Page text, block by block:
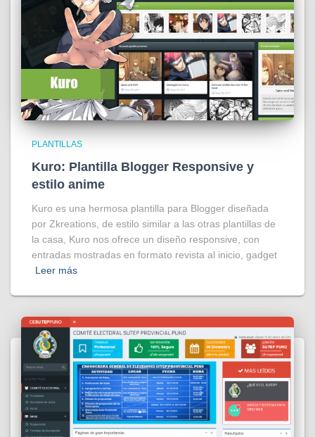
PLANTILLAS
Kuro: Plantilla Blogger Responsive y
estilo anime
Kuro es una hermosa plantilla para Blogger diseñada
por Zkreations, de estilo similar a las otras plantillas de
la casa, Kuro nos ofrece un diseño responsive, con
entradas mostradas en formato revista al inicio, gadget
Leer más